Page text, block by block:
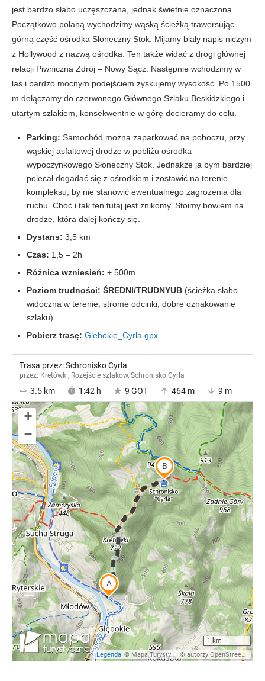
jest bardzo słabo uczęszczana, jednak świetnie oznaczona.
Początkowo polaną wychodzimy wąską ścieżką trawersując
górną część ośrodka Słoneczny Stok. Mijamy biały napis niczym
z Hollywood z nazwą ośrodka. Ten także widać z drogi głównej
relacji Piwniczna Zdrój – Nowy Sącz. Następnie wchodzimy w
las i bardzo mocnym podejściem zyskujemy wysokość. Po 1500
m dołączamy do czerwonego Głównego Szlaku Beskidzkiego i
utartym szlakiem, konsekwentnie w górę docieramy do celu.
Parking: Samochód można zaparkować na poboczu, przy
wąskiej asfaltowej drodze w pobliżu ośrodka
wypoczynkowego Słoneczny Stok. Jednakże ja bym bardziej
polecał dogadać się z ośrodkiem i zostawić na terenie
kompleksu, by nie stanowić ewentualnego zagrożenia dla
ruchu. Choć i tak ten tutaj jest znikomy. Stoimy bowiem na
drodze, która dalej kończy się.
Dystans: 3,5 km
Czas: 1,5 – 2h
Różnica wzniesień: + 500m
Poziom trudności: ŚREDNI/TRUDNYUB (ścieżka słabo
widoczna w terenie, strome odcinki, dobre oznakowanie
szlaku)
Pobierz trasę: Glebokie_Cyrla.gpx